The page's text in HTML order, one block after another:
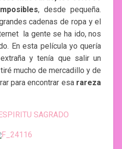
, desde pequeña.
cadenas de ropa y el
la gente se ha ido, nos
En esta película yo quería
y tenía que salir un
mucho de mercadillo y de
para encontrar esarareza